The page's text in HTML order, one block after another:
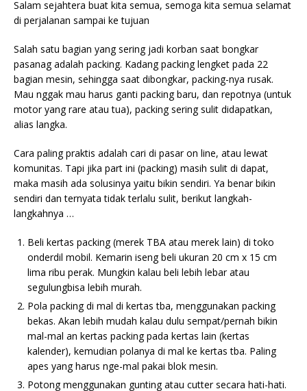
Salam sejahtera buat kita semua, semoga kita semua selamat
di perjalanan sampai ke tujuan
Salah satu bagian yang sering jadi korban saat bongkar
pasanag adalah packing. Kadang packing lengket pada 22
bagian mesin, sehingga saat dibongkar, packing-nya rusak.
Mau nggak mau harus ganti packing baru, dan repotnya (untuk
motor yang rare atau tua), packing sering sulit didapatkan,
alias langka.
Cara paling praktis adalah cari di pasar on line, atau lewat
komunitas. Tapi jika part ini (packing) masih sulit di dapat,
maka masih ada solusinya yaitu bikin sendiri. Ya benar bikin
sendiri dan ternyata tidak terlalu sulit, berikut langkah-
langkahnya …
Beli kertas packing (merek TBA atau merek lain) di toko
onderdil mobil. Kemarin iseng beli ukuran 20 cm x 15 cm
lima ribu perak. Mungkin kalau beli lebih lebar atau
segulungbisa lebih murah.
Pola packing di mal di kertas tba, menggunakan packing
bekas. Akan lebih mudah kalau dulu sempat/pernah bikin
mal-mal an kertas packing pada kertas lain (kertas
kalender), kemudian polanya di mal ke kertas tba. Paling
apes yang harus nge-mal pakai blok mesin.
Potong menggunakan gunting atau cutter secara hati-hati.